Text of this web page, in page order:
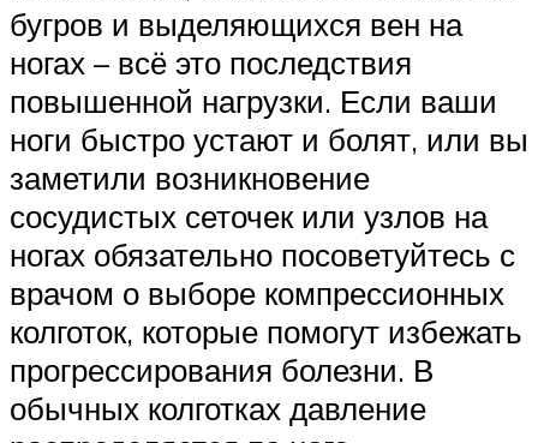
бугров и выделяющихся вен на
ногах – всё это последствия
повышенной нагрузки. Если ваши
ноги быстро устают и болят, или вы
заметили возникновение
сосудистых сеточек или узлов на
ногах обязательно посоветуйтесь с
врачом о выборе компрессионных
колготок, которые помогут избежать
прогрессирования болезни. В
обычных колготках давление